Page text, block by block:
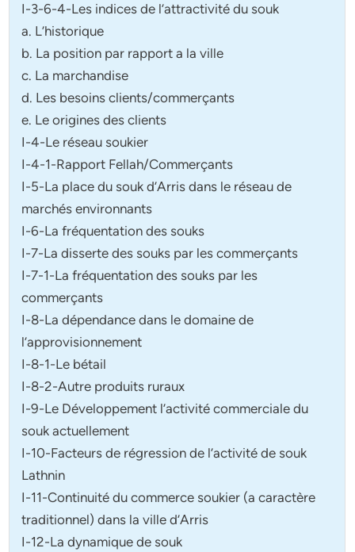
I-3-6-4-Les indices de l’attractivité du souk
a. L’historique
b. La position par rapport a la ville
c. La marchandise
d. Les besoins clients/commerçants
e. Le origines des clients
I-4-Le réseau soukier
I-4-1-Rapport Fellah/Commerçants
I-5-La place du souk d’Arris dans le réseau de
marchés environnants
I-6-La fréquentation des souks
I-7-La disserte des souks par les commerçants
I-7-1-La fréquentation des souks par les
commerçants
I-8-La dépendance dans le domaine de
l’approvisionnement
I-8-1-Le bétail
I-8-2-Autre produits ruraux
I-9-Le Développement l’activité commerciale du
souk actuellement
I-10-Facteurs de régression de l’activité de souk
Lathnin
I-11-Continuité du commerce soukier (a caractère
traditionnel) dans la ville d’Arris
I-12-La dynamique de souk